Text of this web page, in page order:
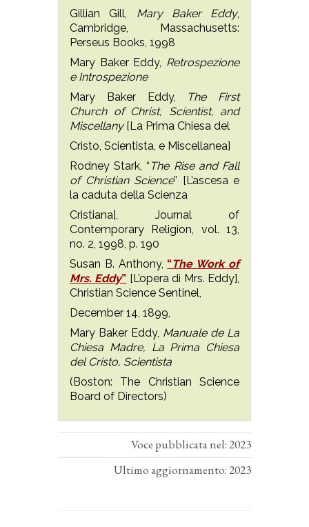
Gillian Gill, Mary Baker Eddy,
Cambridge, Massachusetts:
Perseus Books, 1998
Mary Baker Eddy, Retrospezione
e Introspezione
Mary Baker Eddy,
The First
Church of Christ, Scientist, and
Miscellany[La Prima Chiesa del
Cristo, Scientista, e Miscellanea]
Rodney Stark, “ The Rise and Fall
of Christian Science” [L’ascesa e
la caduta della Scienza
Cristiana], Journal of
Contemporary Religion, vol. 13,
no. 2, 1998, p. 190
Susan B. Anthony, “The Work of
Mrs. Eddy” [L’opera di Mrs. Eddy],
Christian Science Sentinel,
December 14, 1899,
Mary Baker Eddy, Manuale de La
Chiesa Madre, La Prima Chiesa
del Cristo, Scientista
(Boston: The Christian Science
Board of Directors)
Voce pubblicata nel: 2023
Ultimo aggiornamento: 2023